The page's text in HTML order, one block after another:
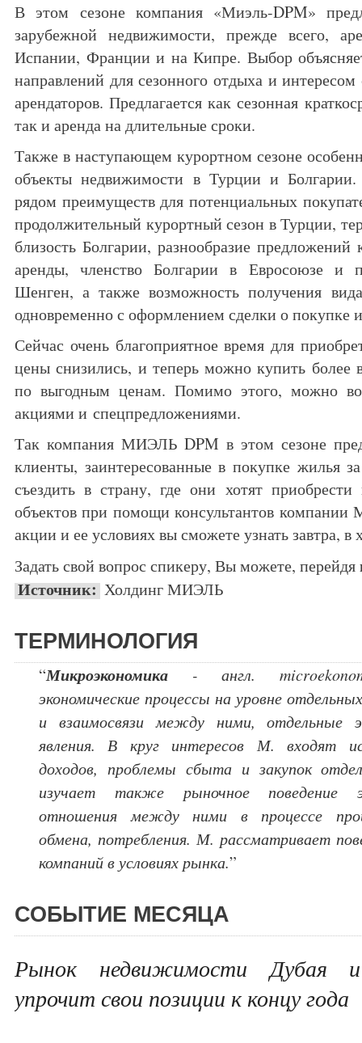
В этом сезоне компания «Миэль-DPM»
зарубежной недвижимости, прежде всего,
Испании, Франции и на Кипре. Выбор
направлений для сезонного отдыха и
арендаторов. Предлагается как сезонная
так и аренда на длительные сроки.
Также в наступающем курортном сезоне
объекты недвижимости в Турции и
рядом преимуществ для потенциальных
продолжительный курортный сезон в Турции,
близость Болгарии, разнообразие
аренды, членство Болгарии в Евросоюзе и
Шенген, а также возможность получения
одновременно с оформлением сделки о покупке
Сейчас очень благоприятное время для
цены снизились, и теперь можно купить более
по выгодным ценам. Помимо этого, можно
акциями и спецпредложениями.
Так компания МИЭЛЬ DPM в этом сезоне
клиенты, заинтересованные в покупке жилья
съездить в страну, где они хотят
объектов при помощи консультантов
акции и ее условиях вы сможете узнать завтра,
Задать свой вопрос спикеру, Вы можете, перейдя
Источник: Холдинг МИЭЛЬ
ТЕРМИНОЛОГИЯ
“Микроэкономика - англ.
экономические процессы на уровне
и взаимосвязи между ними, отдельные
явления. В круг интересов М. входят
доходов, проблемы сбыта и закупок
изучает также рыночное поведение
отношения между ними в процессе
обмена, потребления. М. рассматривает
компаний в условиях рынка.”
СОБЫТИЕ МЕСЯЦА
Рынок недвижимости Дубая
упрочит свои позиции к концу года